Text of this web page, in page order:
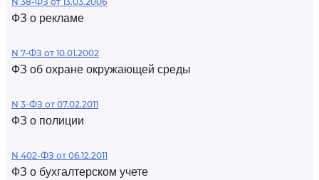
ФЗ о рекламе
N 7-ФЗ от 10.01.2002
ФЗ об охране окружающей среды
N 3-ФЗ от 07.02.2011
ФЗ о полиции
N 402-ФЗ от 06.12.2011
ФЗ о бухгалтерском учете